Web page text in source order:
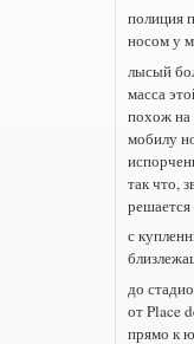
полиция
носом у
лысый
масса
похож на
мобилу
так что,
решается
с
до
от Place
прямо к